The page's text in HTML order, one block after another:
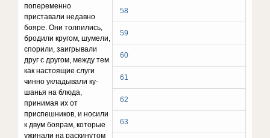
58
59
60
61
62
63
попере­менно
приставали недавно
бояре. Они толпились,
бродили кругом, шумели,
спорили, заигрывали
друг с другом, между тем
как настоящие слуги
чинно укладывали ку­
шанья на блюда,
принимая их от
приспешников, и носили
к двум боярам, которые
ужинали на раскинутом